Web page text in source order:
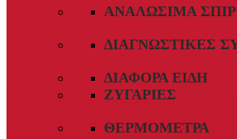
ΑΝΑΛΏΣΙΜΑ
ΔΙΑΓΝΩΣΤΙΚΈΣ
ΔΙΆΦΟΡΑ ΕΊΔΗ
ΖΥΓΑΡΙΈΣ
ΘΕΡΜΌΜΕΤΡΑ